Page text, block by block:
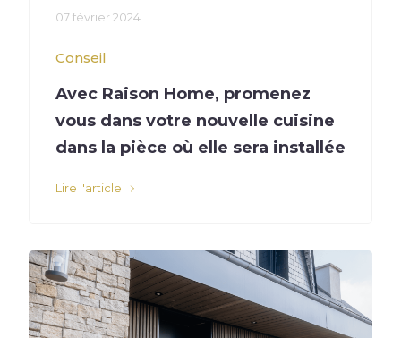
07 février 2024
Conseil
Avec Raison Home, promenez
vous dans votre nouvelle cuisine
dans la pièce où elle sera installée
Lire l'article